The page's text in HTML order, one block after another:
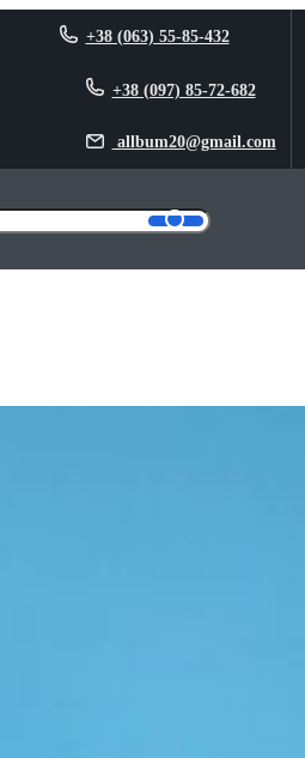
+38 (063) 55-85-432
+38 (097) 85-72-682
allbum20@gmail.com